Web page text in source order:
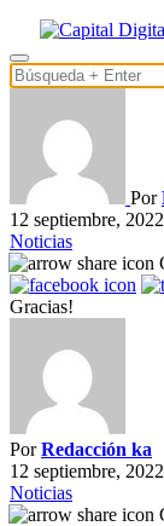
Por
12 septiembre, 2022
Noticias
Gracias!
PorRedacción ka
12 septiembre, 2022
Noticias